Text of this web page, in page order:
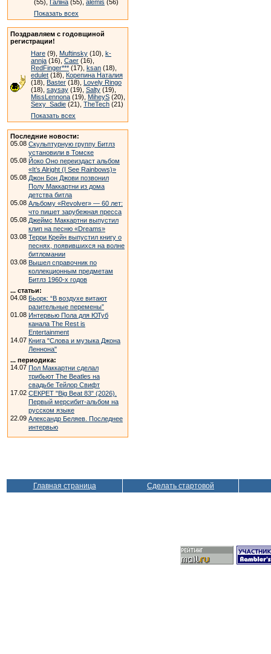
(55), Галіна (55), alemis (56)
Показать всех
Поздравляем с годовщиной
регистрации!
Hare (9), Muftinsky (10), k-
annja (16), Caer (16),
RedFinger*** (17), ksan (18),
edulet (18), Корепина Наталия
(18), Baster (18), Lovely Ringo
(18), saysay (19), Salty (19),
MissLennona (19), MiheyS (20),
Sexy_Sadie (21), TheTech (21)
Показать всех
Последние новости:
05.08 Скульптурную группу Битлз
установили в Томске
05.08 Йоко Оно переиздаст альбом
«It’s Alright (I See Rainbows)»
05.08 Джон Бон Джови позвонил
Полу Маккартни из дома
детства битла
05.08 Альбому «Revolver» — 60 лет:
что пишет зарубежная пресса
05.08 Джеймс Маккартни выпустил
клип на песню «Dreams»
03.08 Терри Крейн выпустил книгу о
песнях, появившихся на волне
битломании
03.08 Вышел справочник по
коллекционным предметам
Битлз 1960-х годов
... статьи:
04.08 Бьорк: “В воздухе витают
разительные перемены”
01.08 Интервью Пола для ЮТуб
канала The Rest is
Entertainment
14.07 Книга "Слова и музыка Джона
Леннона"
... периодика:
14.07 Пол Маккартни сделал
трибьют The Beatles на
свадьбе Тейлор Свифт
17.02 СЕКРЕТ "Big Beat 83" (2026).
Первый мерсибит-альбом на
русском языке
22.09 Александр Беляев. Последнее
интервью
Главная страница Сделать стартовой